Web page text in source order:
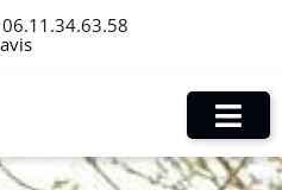
06.11.34.63.58